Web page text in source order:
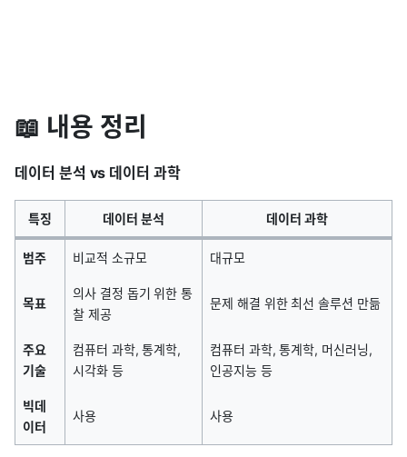
📖 내용 정리
데이터 분석 vs 데이터 과학
특징 데이터 분석 데이터 과학
범주 비교적 소규모 대규모
목표
의사 결정 돕기 위한 통
찰 제공
문제 해결 위한 최선 솔루션 만듦
주요
기술
컴퓨터 과학, 통계학,
시각화 등
컴퓨터 과학, 통계학, 머신러닝,
인공지능 등
빅데
이터
사용 사용